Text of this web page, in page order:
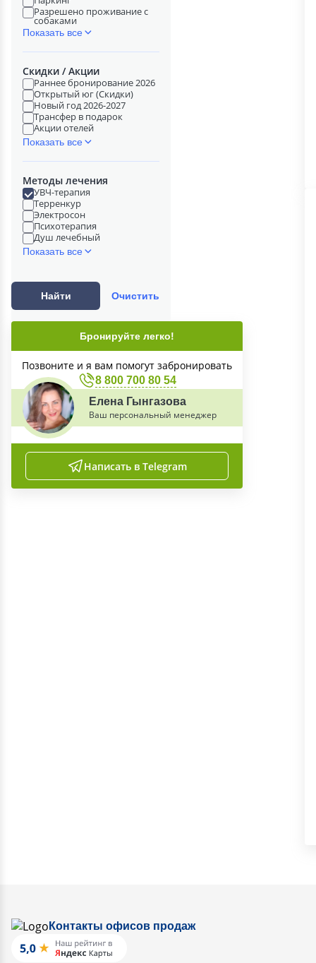
Разрешено проживание с
собаками
Показать все
Скидки / Акции
Раннее бронирование 2026
Открытый юг (Скидки)
Новый год 2026-2027
Трансфер в подарок
Акции отелей
Показать все
Методы лечения
УВЧ-терапия
Терренкур
Электросон
Психотерапия
Душ лечебный
Показать все
Найти Очистить
Бронируйте легко!
Позвоните и я вам помогут забронировать
8 800 700 80 54
Елена Гынгазова
Ваш персональный менеджер
Написать в Telegram
Контакты офисов продаж